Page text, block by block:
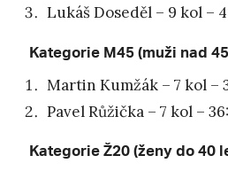
Lukáš Doseděl – 9 kol –
Kategorie M45 (muži nad
Martin Kumžák – 7 kol –
Pavel Růžička – 7 kol –
Kategorie Ž20 (ženy do 40